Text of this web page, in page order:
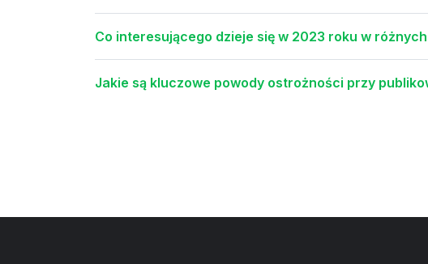
Co interesującego dzieje się w 2023 roku w
Jakie są kluczowe powody ostrożności przy